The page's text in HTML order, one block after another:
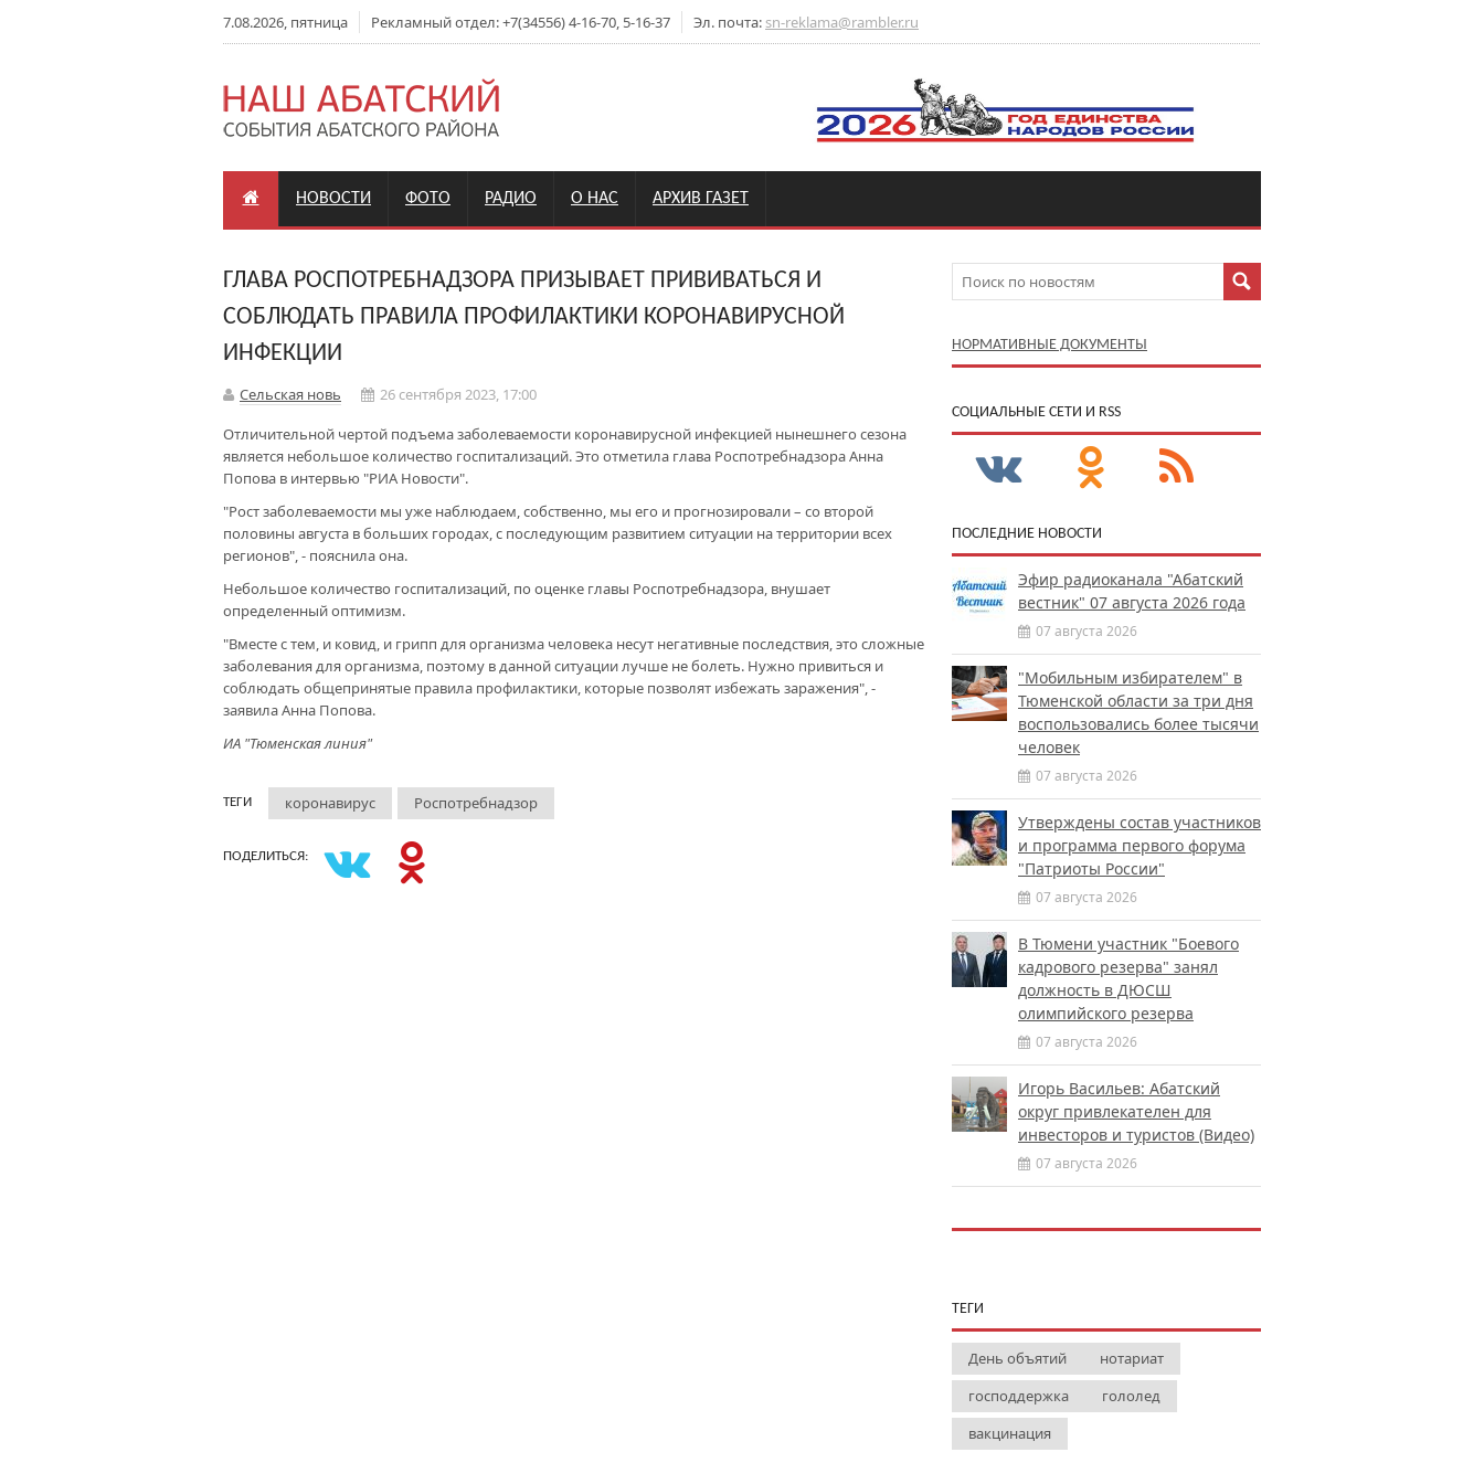
7.08.2026, пятница Рекламный отдел: +7(34556) 4-16-70, 5-16-37 Эл. почта: sn-reklama@rambler.ru
НОВОСТИ ФОТО РАДИО О НАС АРХИВ ГАЗЕТ
ГЛАВА РОСПОТРЕБНАДЗОРА ПРИЗЫВАЕТ ПРИВИВАТЬСЯ И
СОБЛЮДАТЬ ПРАВИЛА ПРОФИЛАКТИКИ КОРОНАВИРУСНОЙ
ИНФЕКЦИИ
Сельская новь
26 сентября 2023, 17:00
Отличительной чертой подъема заболеваемости коронавирусной инфекцией нынешнего сезона
является небольшое количество госпитализаций. Это отметила глава Роспотребнадзора Анна
Попова в интервью "РИА Новости".
"Рост заболеваемости мы уже наблюдаем, собственно, мы его и прогнозировали – со второй
половины августа в больших городах, с последующим развитием ситуации на территории всех
регионов", - пояснила она.
Небольшое количество госпитализаций, по оценке главы Роспотребнадзора, внушает
определенный оптимизм.
"Вместе с тем, и ковид, и грипп для организма человека несут негативные последствия, это сложные
заболевания для организма, поэтому в данной ситуации лучше не болеть. Нужно привиться и
соблюдать общепринятые правила профилактики, которые позволят избежать заражения", -
заявила Анна Попова.
ИА "Тюменская линия"
ТЕГИ коронавирус Роспотребнадзор
ПОДЕЛИТЬСЯ:
НОРМАТИВНЫЕ ДОКУМЕНТЫ
CОЦИАЛЬНЫЕ СЕТИ И RSS
ПОСЛЕДНИЕ НОВОСТИ
Эфир радиоканала "Абатский
вестник" 07 августа 2026 года
07 августа 2026
"Мобильным избирателем" в
Тюменской области за три дня
воспользовались более тысячи
человек
07 августа 2026
Утверждены состав участников
и программа первого форума
"Патриоты России"
07 августа 2026
В Тюмени участник "Боевого
кадрового резерва" занял
должность в ДЮСШ
олимпийского резерва
07 августа 2026
Игорь Васильев: Абатский
округ привлекателен для
инвесторов и туристов (Видео)
07 августа 2026
ТЕГИ
День объятий
нотариат
господдержка
гололед
вакцинация